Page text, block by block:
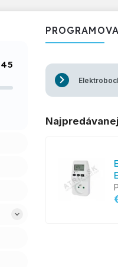
45